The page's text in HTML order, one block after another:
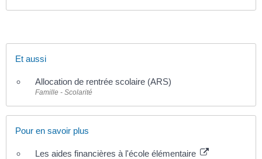
Et aussi
Allocation de rentrée scolaire (ARS)
Famille - Scolarité
Pour en savoir plus
Les aides financières à l'école élémentaire